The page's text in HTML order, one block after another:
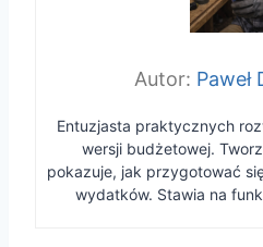
Paweł
Entuzjasta praktycznych
wersji budżetowej.
pokazuje, jak przygotować
wydatków. Stawia na